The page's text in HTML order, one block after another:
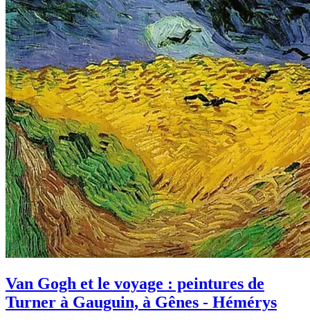
Van Gogh et le voyage : peintures de
Turner à Gauguin, à Gênes - Hémérys